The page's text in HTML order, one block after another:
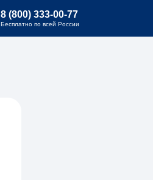
8 (800) 333-00-77
Бесплатно по всей России